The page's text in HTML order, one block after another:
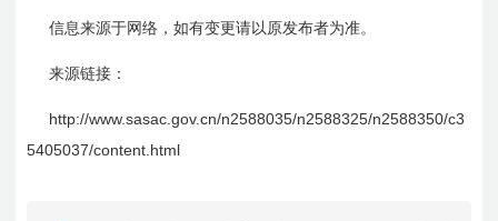
信息来源于网络，如有变更请以原发布者为准。
来源链接：
http://www.sasac.gov.cn/n2588035/n2588325/n2588350/c3
5405037/content.html